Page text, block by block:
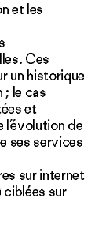
et les
Ces
un historique
; le cas
et
de
ses services
sur internet
sur